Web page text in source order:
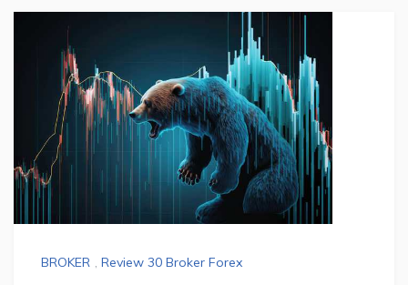
BROKER Review 30 Broker Forex